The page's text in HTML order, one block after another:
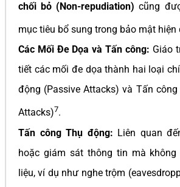
chối bỏ (Non-repudiation) cũng
mục tiêu bổ sung trong bảo mật hiện
Các Mối Đe Dọa và Tấn công: Giáo
tiết các mối đe dọa thành hai loại
động (Passive Attacks) và Tấn
Attacks)7.
Tấn công Thụ động: Liên quan
hoặc giám sát thông tin mà
liệu, ví dụ như nghe trộm